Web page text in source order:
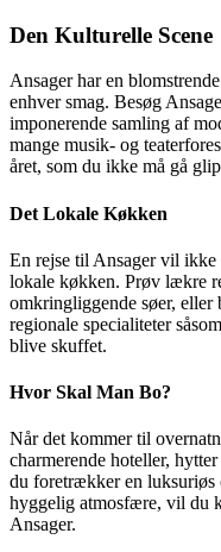
Den Kulturelle Scene
Ansager har en
enhver smag. Besøg
imponerende samling af
mange musik- og
året, som du ikke må gå
Det Lokale Køkken
En rejse til Ansager vil ikke
lokale køkken. Prøv lækre
omkringliggende søer, eller
regionale specialiteter
blive skuffet.
Hvor Skal Man Bo?
Når det kommer til
charmerende hoteller,
du foretrækker en luksuriøs
hyggelig atmosfære, vil du
Ansager.